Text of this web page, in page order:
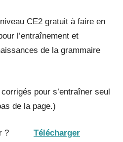
CE2 gratuit à faire en
l’entraînement et
de la grammaire
pour s’entraîner seul
de la page.)
? Télécharger